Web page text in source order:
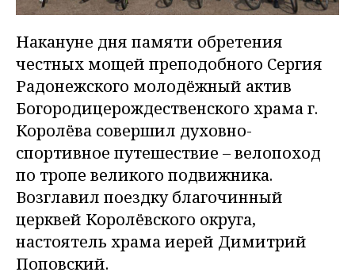
Накануне дня памяти обретения
честных мощей преподобного Сергия
Радонежского молодёжный актив
Богородицерождественского храма г.
Королёва совершил духовно-
спортивное путешествие – велопоход
по тропе великого подвижника.
Возглавил поездку благочинный
церквей Королёвского округа,
настоятель храма иерей Димитрий
Поповский.